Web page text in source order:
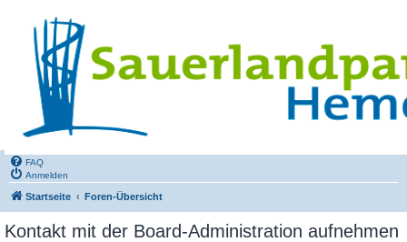
FAQ
Anmelden
Startseite Foren-Übersicht
Kontakt mit der Board-Administration aufnehmen